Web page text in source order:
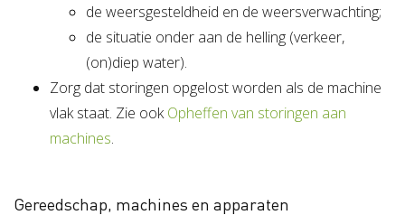
de weersgesteldheid en de weersverwachting;
de situatie onder aan de helling (verkeer,
(on)diep water).
Zorg dat storingen opgelost worden als de machine
vlak staat. Zie ookOpheffen van storingen aan
machines.
Gereedschap, machines en apparaten